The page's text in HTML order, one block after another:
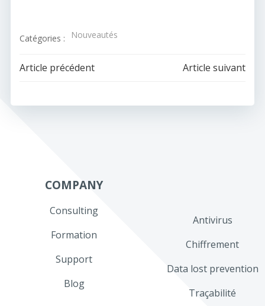
Catégories : Nouveautés
Navigation
de
Article précédent
Navigation
de
Article suivant
COMPANY
Consulting
Formation
Support
Blog
Antivirus
Chiffrement
Data lost prevention
Traçabilité